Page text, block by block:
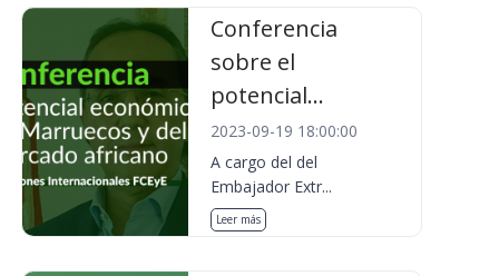
Conferencia
sobre el
potencial...
2023-09-19 18:00:00
A cargo del del
Embajador Extr...
Leer más